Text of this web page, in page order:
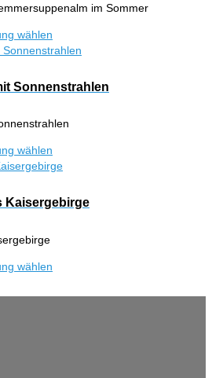
Die
können
auf
Produktseite
werden
im Sommer
wählen
Produkt
mehrere
Varianten
Die
können
auf
Produktseite
Sonnenstrahlen
wählen
Produkt
mehrere
Varianten
können
Kaisergebirge
wählen
weist